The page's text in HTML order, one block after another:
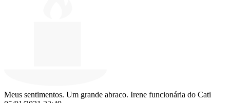
Meus sentimentos. Um grande abraco. Irene funcionária do Cati